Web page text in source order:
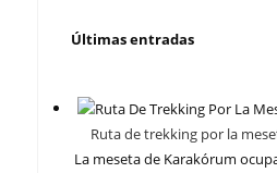
Últimas entradas
Ruta de trekking por la
La meseta de Karakórum